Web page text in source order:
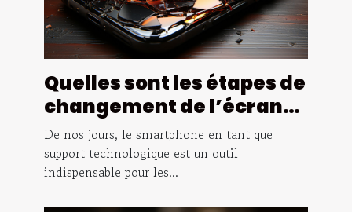
Quelles sont les étapes de
changement de l’écran
d’un smartphone ?
De nos jours, le smartphone en tant que
support technologique est un outil
indispensable pour les...